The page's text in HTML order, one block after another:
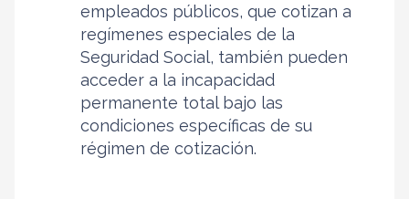
empleados públicos, que cotizan a
regímenes especiales de la
Seguridad Social, también pueden
acceder a la incapacidad
permanente total bajo las
condiciones específicas de su
régimen de cotización.